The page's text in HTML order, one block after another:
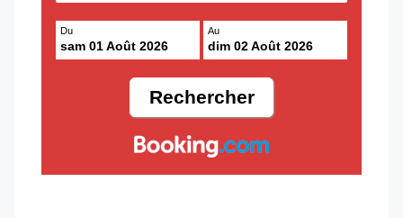
Du
sam 01 Août 2026
Au
dim 02 Août 2026